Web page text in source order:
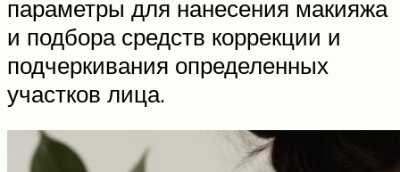
параметры для нанесения макияжа
и подбора средств коррекции и
подчеркивания определенных
участков лица.